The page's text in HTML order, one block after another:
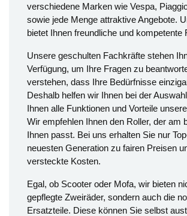
verschiedene Marken wie Vespa,
sowie jede Menge attraktive Angebote.
bietet Ihnen freundliche und kompetente
Unsere geschulten Fachkräfte stehen
Verfügung, um Ihre Fragen zu
verstehen, dass Ihre Bedürfnisse
Deshalb helfen wir Ihnen bei der
Ihnen alle Funktionen und Vorteile
Wir empfehlen Ihnen den Roller, der am
Ihnen passt. Bei uns erhalten Sie nur
neuesten Generation zu fairen Preisen
versteckte Kosten.
Egal, ob Scooter oder Mofa, wir bieten
gepflegte Zweiräder, sondern auch die
Ersatzteile. Diese können Sie selbst